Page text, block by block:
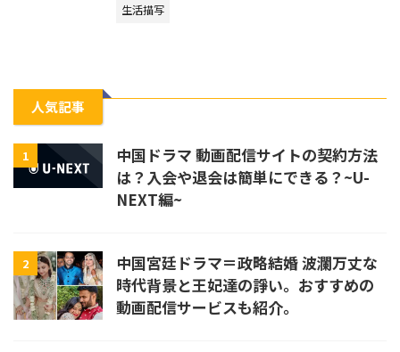
生活描写
人気記事
1
中国ドラマ 動画配信サイトの契約方法
は？入会や退会は簡単にできる？~U-
NEXT編~
2
中国宮廷ドラマ＝政略結婚 波瀾万丈な
時代背景と王妃達の諍い。おすすめの
動画配信サービスも紹介。